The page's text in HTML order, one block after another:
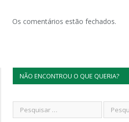
Os comentários estão fechados.
NÃO ENCONTROU O QUE QUERIA?